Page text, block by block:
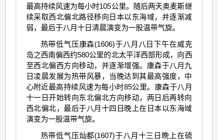
最高持续风速为每小时105公里。随后两天奥麦斯继
续采取西北偏北路径移向日本以东海域，并逐渐减
弱，最后于八月十日清晨演变为一股温带气旋。
热带低气压康森(1606)于八月八日下午在威克
岛之西南偏西约580公里的北太平洋西部形成，向西
至西北偏西方向移动，并逐渐增强。康森于八月九
日凌晨发展为热带风暴，当晚达到其最高强度，中
心附近最高持续风速为每小时85公里。康森于八月
十一日开始转向东北偏北方向移动，两日后再转向
西北偏北，最后于八月十四日晚上在日本以东海域
演变为一股温带气旋。
热带低气压灿都(1607)于八月十三日晩上在硫